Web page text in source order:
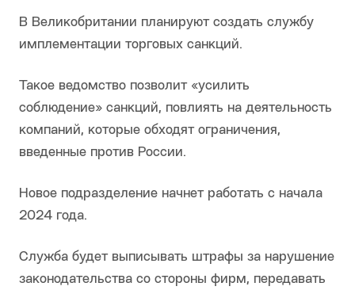
В Великобритании планируют создать службу
имплементации торговых санкций.
Такое ведомство позволит «усилить
соблюдение» санкций, повлиять на деятельность
компаний, которые обходят ограничения,
введенные против России.
Новое подразделение начнет работать с начала
2024 года.
Служба будет выписывать штрафы за нарушение
законодательства со стороны фирм, передавать